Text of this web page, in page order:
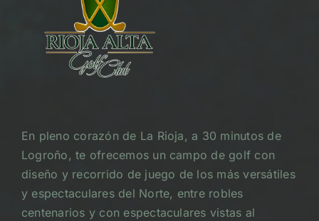
En pleno corazón de La Rioja, a 30 minutos de
Logroño, te ofrecemos un campo de golf con
diseño y recorrido de juego de los más versátiles
y espectaculares del Norte, entre robles
centenarios y con espectaculares vistas al